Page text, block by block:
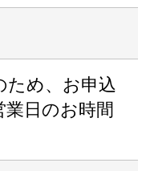
ため、お申込
日のお時間